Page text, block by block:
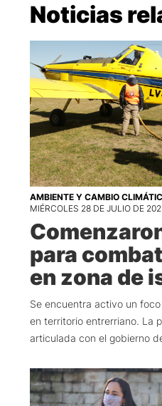
Noticias
AMBIENTE Y CAMBIO
MIÉRCOLES 28 DE JULIO DE
para
en zona de
Se encuentra activo un
en territorio entrerriano. La
articulada con el gobierno